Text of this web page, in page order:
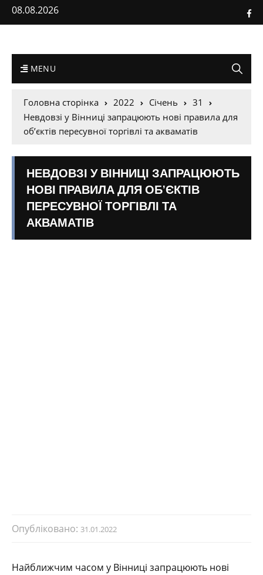
08.08.2026
MENU
Головна сторінка 2022 Січень
31
Невдовзі у Вінниці запрацюють нові правила для
об’єктів пересувної торгівлі та акваматів
НЕВДОВЗІ У ВІННИЦІ ЗАПРАЦЮЮТЬ
НОВІ ПРАВИЛА ДЛЯ ОБ’ЄКТІВ
ПЕРЕСУВНОЇ ТОРГІВЛІ ТА
АКВАМАТІВ
Опубліковано: 31.01.2022
Найближчим часом у Вінниці запрацюють нові